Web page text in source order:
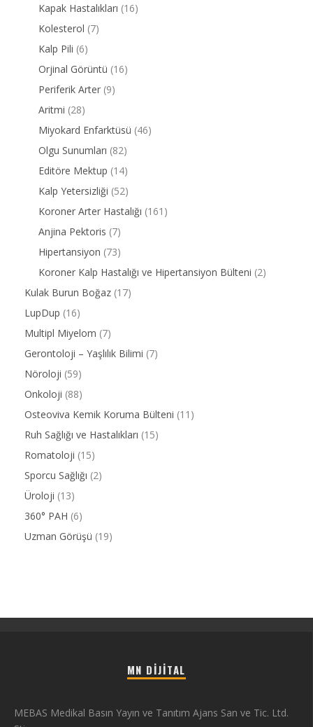
Kapak Hastalıkları (16)
Kolesterol (7)
Kalp Pili (6)
Orjinal Görüntü (16)
Periferik Arter (9)
Aritmi (28)
Miyokard Enfarktüsü (46)
Olgu Sunumları (82)
Editöre Mektup (14)
Kalp Yetersizliği (52)
Koroner Arter Hastalığı (161)
Anjina Pektoris (7)
Hipertansiyon (73)
Koroner Kalp Hastalığı ve Hipertansiyon Bülteni (2)
Kulak Burun Boğaz (17)
LupDup (16)
Multipl Miyelom (7)
Gerontoloji – Yaşlılık Bilimi (7)
Nöroloji (59)
Onkoloji (88)
Osteoviva Kemik Koruma Bülteni (11)
Ruh Sağlığı ve Hastalıkları (15)
Romatoloji (15)
Sporcu Sağlığı (2)
Üroloji (13)
360° PAH (6)
Uzman Görüşü (19)
MN DIJITAL
MEBAS Medikal Basın Yayın ve Tanıtım Ajans San ve Tic. Ltd.